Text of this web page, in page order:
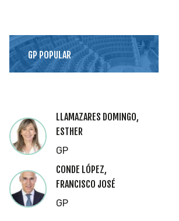
GP POPULAR
LLAMAZARES DOMINGO,
ESTHER
GP
CONDE LÓPEZ,
FRANCISCO JOSÉ
GP